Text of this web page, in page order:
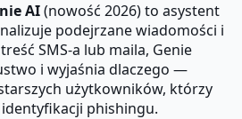
AI(nowość 2026) to asystent
podejrzane wiadomości i
SMS-a lub maila, Genie
i wyjaśnia dlaczego —
użytkowników, którzy
phishingu.